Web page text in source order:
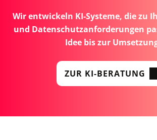
Wir entwickeln KI-Systeme, die zu
und Datenschutzanforderungen
Idee bis zur
ZUR KI-BERATUNG